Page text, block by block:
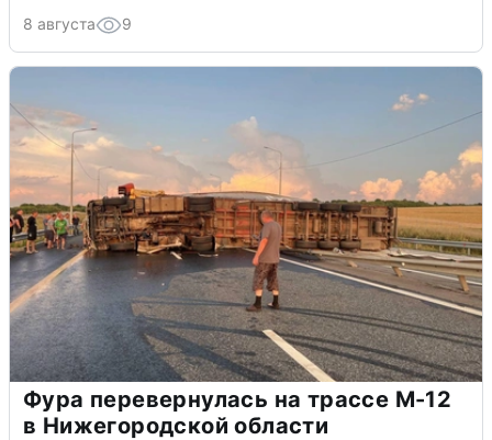
8 августа 9
Фура перевернулась на трассе М-12
в Нижегородской области